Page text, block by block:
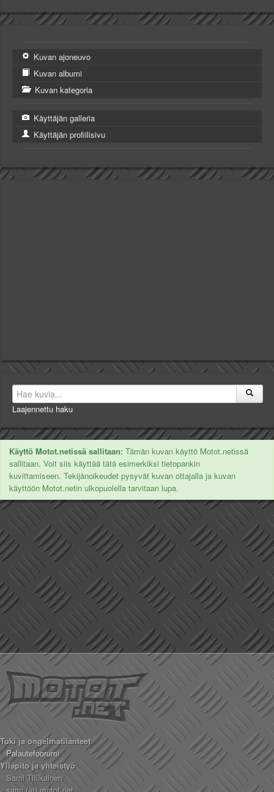
Kuvan ajoneuvo
Kuvan albumi
Kuvan kategoria
Käyttäjän galleria
Käyttäjän profiilisivu
Laajennettu haku
Käyttö Motot.netissä sallitaan: Tämän kuvan käyttö Motot.netissä
sallitaan. Voit siis käyttää tätä esimerkiksi tietopankin
kuvittamiseen. Tekijänoikeudet pysyvät kuvan ottajalla ja kuvan
käyttöön Motot.netin ulkopuolella tarvitaan lupa.
Tuki ja ongelmatilanteet
Palautefoorumi
Ylläpito ja yhteistyö
Sami Tiilikainen